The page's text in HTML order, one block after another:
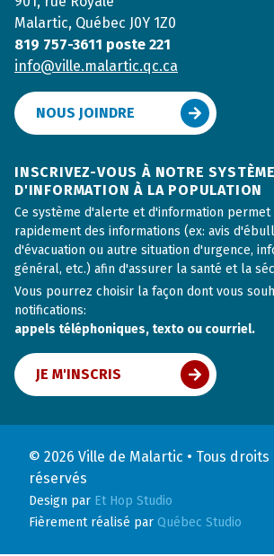
Malartic, Québec J0Y 1Z0
819 757-3611 poste 221
info@ville.malartic.qc.ca
NOUS JOINDRE
INSCRIVEZ-VOUS À NOTRE
D'INFORMATION À LA POPULATION
Ce système d'alerte et d'information
rapidement des informations (ex: avis
d'évacuation ou autre situation d'urgence,
général, etc.) afin d'assurer la santé et la
Vous pourrez choisir la façon dont vous
notifications:
appels téléphoniques, texto ou courriel.
JE M'INSCRIS
© 2026 Ville de Malartic • Tous droits
réservés
Design par Et Hop Studio
Fièrement réalisé par Québec Studio